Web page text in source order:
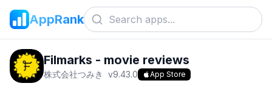
AppRank
Filmarks - movie reviews
株式会社つみき v9.43.0 App Store